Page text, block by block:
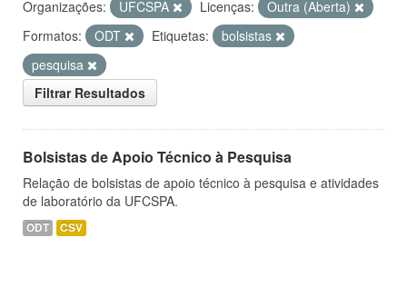
Organizações: UFCSPA Licenças:
Outra (Aberta)
Formatos:
ODT Etiquetas:
bolsistas
pesquisa
Filtrar Resultados
Bolsistas de Apoio Técnico à Pesquisa
Relação de bolsistas de apoio técnico à pesquisa e atividades
de laboratório da UFCSPA.
ODT CSV